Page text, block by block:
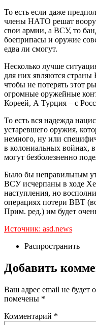
То есть если даже
члены НАТО решат
свои армии, а ВСУ, то
боеприпасы и оружие
едва ли смогут.
Несколько лучше
для них являются
чтобы не потерять этот
огромные оружейные
Кореей, А Турция – с
То есть вся надежда
устаревшего оружия,
немного, ну или
в колониальных войнах,
могут безболезненно
Было бы неправильным
ВСУ исчерпаны в ходе
наступления, но
операциях потери ВВТ
Прим. ред.) им будет
Источник: asd.news
Распространить
Добавить
Ваш адрес email не будет
помечены *
Комментарий *